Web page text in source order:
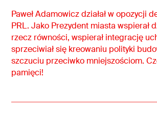
Paweł Adamowicz działał w opozycji
PRL. Jako Prezydent miasta wspierał
rzecz równości, wspierał integrację
sprzeciwiał się kreowaniu polityki
szczuciu przeciwko mniejszościom.
pamięci!